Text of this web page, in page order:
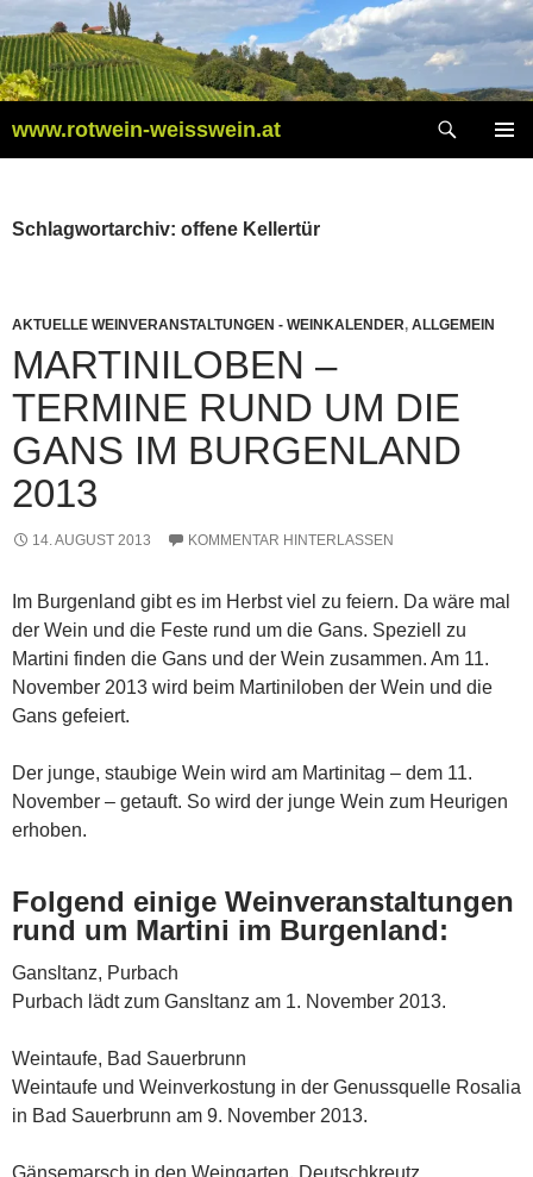
Inhalt
springen
www.rotwein-weisswein.at
Schlagwortarchiv: offene Kellertür
AKTUELLE WEINVERANSTALTUNGEN - WEINKALENDER, ALLGEMEIN
MARTINILOBEN –
TERMINE RUND UM DIE
GANS IM BURGENLAND
2013
14. AUGUST 2013 KOMMENTAR HINTERLASSEN
Im Burgenland gibt es im Herbst viel zu feiern. Da wäre mal
der Wein und die Feste rund um die Gans. Speziell zu
Martini finden die Gans und der Wein zusammen. Am 11.
November 2013 wird beim Martiniloben der Wein und die
Gans gefeiert.
Der junge, staubige Wein wird am Martinitag – dem 11.
November – getauft. So wird der junge Wein zum Heurigen
erhoben.
Folgend einige Weinveranstaltungen
rund um Martini im Burgenland:
Gansltanz, Purbach
Purbach lädt zum Gansltanz am 1. November 2013.
Weintaufe, Bad Sauerbrunn
Weintaufe und Weinverkostung in der Genussquelle Rosalia
in Bad Sauerbrunn am 9. November 2013.